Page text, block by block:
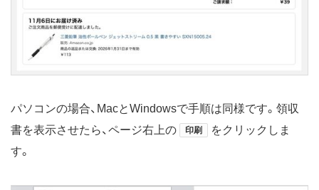
パソコンの場合、MacとWindowsで手順は同様です。領収
書を表示させたら、ページ右上の
印刷
をクリックしま
す。